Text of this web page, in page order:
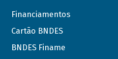
Financiamentos
Cartão BNDES
BNDES Finame